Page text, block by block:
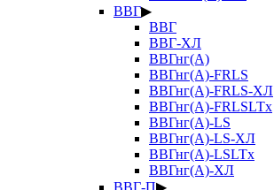
ВВГ▶
ВВГ
ВВГ-ХЛ
ВВГнг(А)
ВВГнг(А)-FRLS
ВВГнг(А)-FRLS-ХЛ
ВВГнг(А)-FRLSLTx
ВВГнг(А)-LS
ВВГнг(А)-LS-ХЛ
ВВГнг(А)-LSLTx
ВВГнг(А)-ХЛ
ВВГ-П▶